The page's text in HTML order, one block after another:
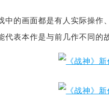
的画面都是有人实际操作
代表本作是与前几作不同的